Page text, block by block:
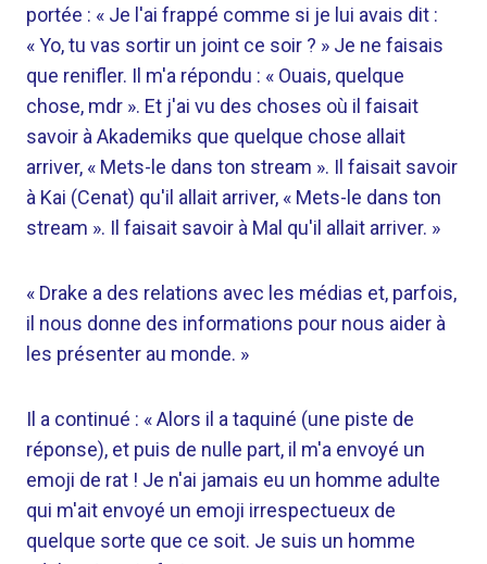
portée : « Je l'ai frappé comme si je lui avais dit :
« Yo, tu vas sortir un joint ce soir ? » Je ne faisais
que renifler. Il m'a répondu : « Ouais, quelque
chose, mdr ». Et j'ai vu des choses où il faisait
savoir à Akademiks que quelque chose allait
arriver, « Mets-le dans ton stream ». Il faisait savoir
à Kai (Cenat) qu'il allait arriver, « Mets-le dans ton
stream ». Il faisait savoir à Mal qu'il allait arriver. »
« Drake a des relations avec les médias et, parfois,
il nous donne des informations pour nous aider à
les présenter au monde. »
Il a continué : « Alors il a taquiné (une piste de
réponse), et puis de nulle part, il m'a envoyé un
emoji de rat ! Je n'ai jamais eu un homme adulte
qui m'ait envoyé un emoji irrespectueux de
quelque sorte que ce soit. Je suis un homme